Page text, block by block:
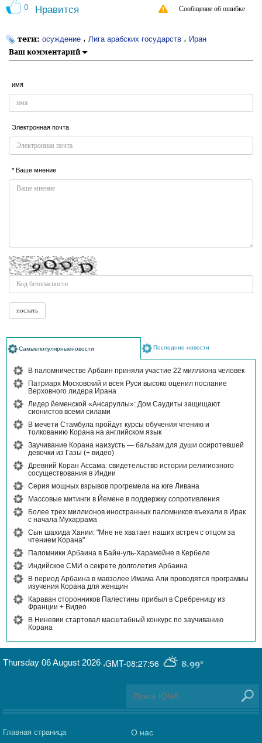
0 Нравится Сообщение об ошибке
теги: осуждение ، Лига арабских государств ، Иран
Ваш комментарий
имя
Электронная почта
* Ваше мнение
Самыепопулярныеновости Последние новости
В паломничестве Арбаин приняли участие 22 миллиона человек
Патриарх Московский и всея Руси высоко оценил послание
Верховного лидера Ирана
Лидер йеменской «Ансаруллы»: Дом Саудиты защищают
сионистов всеми силами
В мечети Стамбула пройдут курсы обучения чтению и
толкованию Корана на английском язык
Заучивание Корана наизусть — бальзам для души осиротевшей
девочки из Газы (+ видео)
Древний Коран Ассама: свидетельство истории религиозного
сосуществования в Индии
Серия мощных взрывов прогремела на юге Ливана
Массовые митинги в Йемене в поддержку сопротивления
Более трех миллионов иностранных паломников въехали в Ирак
с начала Мухаррама
Сын шахида Хании: "Мне не хватает наших встреч с отцом за
чтением Корана"
Паломники Арбаина в Байн-уль-Харамейне в Кербеле
Индийское СМИ о секрете долголетия Арбаина
В период Арбаина в мавзолее Имама Али проводятся программы
изучения Корана для женщин
Караван сторонников Палестины прибыл в Сребреницу из
Франции + Видео
В Ниневии стартовал масштабный конкурс по заучиванию
Корана
GMT-08:27:56 8.99°
Thursday 06 August 2026 ,
Главная страница О нас